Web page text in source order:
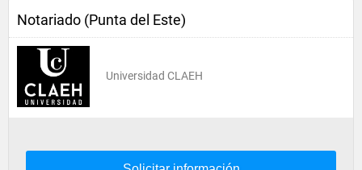
Notariado (Punta del Este)
Universidad CLAEH